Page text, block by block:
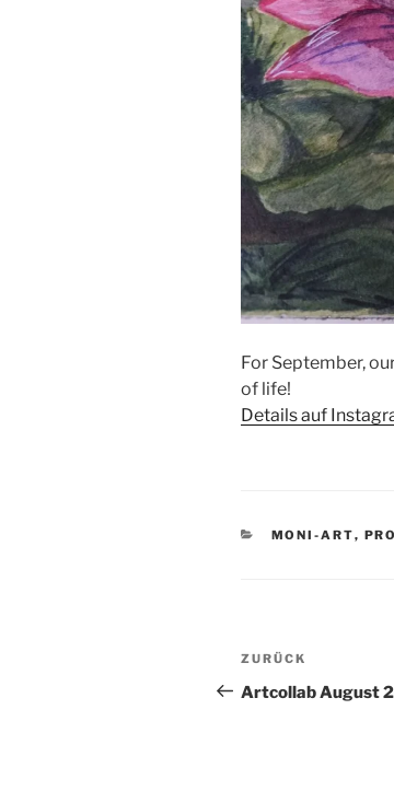
For September,
of life!
Details auf
KATEGORIEN
MONI-ART,
Vorheriger
Beitrag
ZURÜCK
Artcollab August